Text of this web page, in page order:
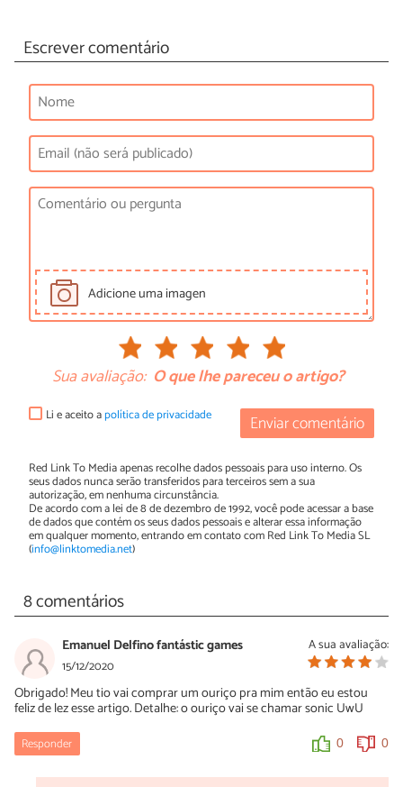
Escrever comentário
Adicione uma imagen
Sua avaliação: O que lhe pareceu o artigo?
Enviar comentário
Li e aceito apolítica de privacidade
Red Link To Media apenas recolhe dados pessoais para uso interno. Os
seus dados nunca serão transferidos para terceiros sem a sua
autorização, em nenhuma circunstância.
De acordo com a lei de 8 de dezembro de 1992, você pode acessar a base
de dados que contém os seus dados pessoais e alterar essa informação
em qualquer momento, entrando em contato com Red Link To Media SL
(info@linktomedia.net)
8 comentários
A sua avaliação:
Emanuel Delfino fantástic games
15/12/2020
Obrigado! Meu tio vai comprar um ouriço pra mim então eu estou
feliz de lez esse artigo. Detalhe: o ouriço vai se chamar sonic UwU
Responder 0 0